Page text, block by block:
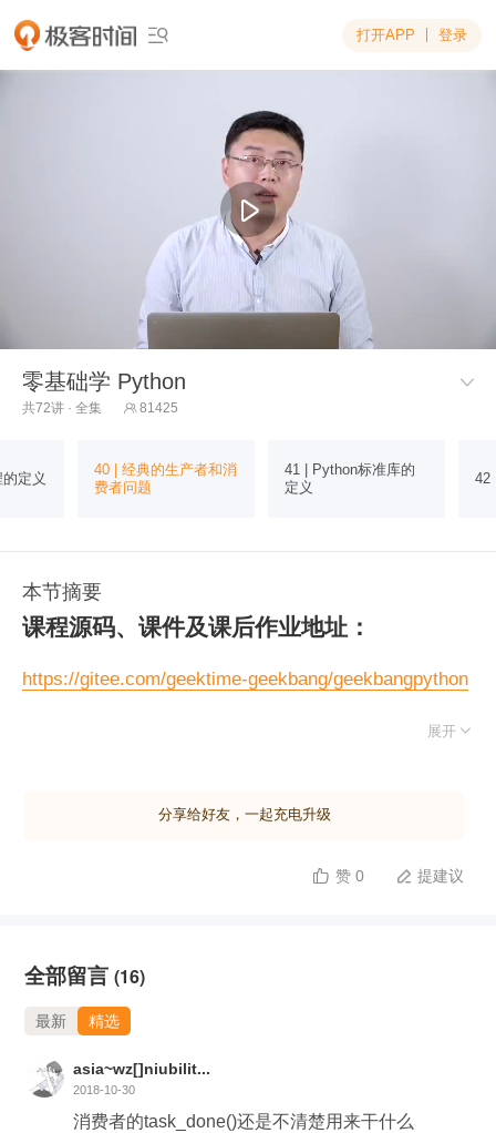
 打开APP 登录
零基础学 Python 
共72讲 · 全集  81425
定义
40 | 经典的生产者和消
费者问题
41 | Python标准库的
定义
42
本节摘要
课程源码、课件及课后作业地址：
https://gitee.com/geektime-geekbang/geekbangpython
展开 
分享给好友，一起充电升级
 赞 0  提建议
全部留言 (16)
最新 精选
asia~wz[]niubilit...
2018-10-30
消费者的task_done()还是不清楚用来干什么